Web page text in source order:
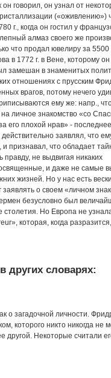
говорил, он узнал от
(«оживлению»)
г., когда он гостил у
алмаз своего же
что продал ювелиру за
в 1772 г. в Вене, которому он
замешан в знаменитых
отношениях с прусским
врагов, потому нечего
ему же: напр.,
личное знакомство «со
его плохой нрав» -
заявлял, что
признавал, что обладает
правду, не выдвигая никаких
и даже не самые
жизней. Но у нас есть
о своем «личном
безусловно был
Но Европа не
которая, когда
других словарях:
о загадочной личности.
которого никто никогда не
другой. Некоторые считали